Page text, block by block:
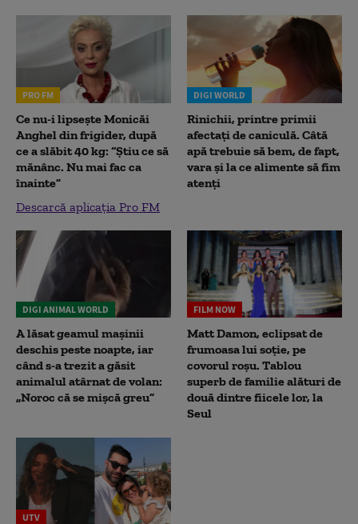
PRO FM
Ce nu-i lipsește Monicăi
Anghel din frigider, după
ce a slăbit 40 kg: “Știu ce să
mănânc. Nu mai fac ca
înainte”
Descarcă aplicația Pro FM
DIGI WORLD
Rinichii, printre primii
afectați de caniculă. Câtă
apă trebuie să bem, de fapt,
vara și la ce alimente să fim
atenți
DIGI ANIMAL WORLD
A lăsat geamul mașinii
deschis peste noapte, iar
când s-a trezit a găsit
animalul atârnat de volan:
„Noroc că se mișcă greu”
FILM NOW
Matt Damon, eclipsat de
frumoasa lui soție, pe
covorul roșu. Tablou
superb de familie alături de
două dintre fiicele lor, la
Seul
UTV